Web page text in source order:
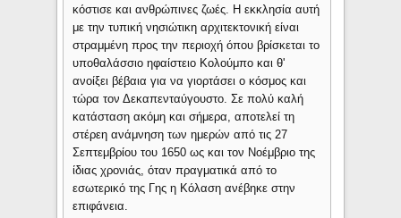
κόστισε και ανθρώπινες ζωές. Η εκκλησία αυτή
με την τυπική νησιώτικη αρχιτεκτονική είναι
στραμμένη προς την περιοχή όπου βρίσκεται το
υποθαλάσσιο ηφαίστειο Κολούμπο και θ'
ανοίξει βέβαια για να γιορτάσει ο κόσμος και
τώρα τον Δεκαπενταύγουστο. Σε πολύ καλή
κατάσταση ακόμη και σήμερα, αποτελεί τη
στέρεη ανάμνηση των ημερών από τις 27
Σεπτεμβρίου του 1650 ως και τον Νοέμβριο της
ίδιας χρονιάς, όταν πραγματικά από το
εσωτερικό της Γης η Κόλαση ανέβηκε στην
επιφάνεια.